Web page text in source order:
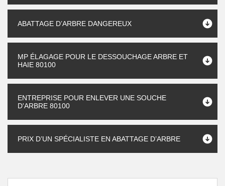
ABATTAGE D’ARBRE DANGEREUX
MP ÉLAGAGE POUR LE DESSOUCHAGE ARBRE ET
HAIE 80100
ENTREPRISE POUR ENLEVER UNE SOUCHE
D'ARBRE 80100
PRIX D’UN SPÉCIALISTE EN ABATTAGE D’ARBRE